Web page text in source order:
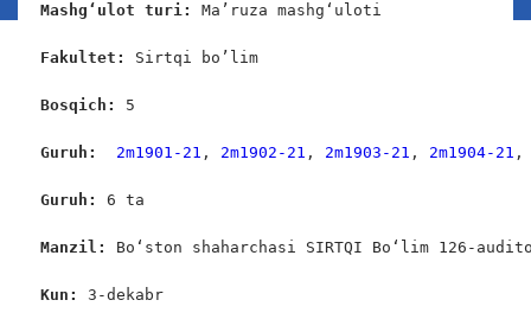
Mashg‘ulot turi: Ma’ruza mashg‘uloti
Fakultet: Sirtqi bo’lim
Bosqich: 5
Guruh: 2m1901-21 , 2m1902-21 , 2m1903-21 , 2m1904-21
Guruh: 6 ta
Manzil: Bo‘ston shaharchasi SIRTQI Bo‘lim 126-
Kun: 3-dekabr